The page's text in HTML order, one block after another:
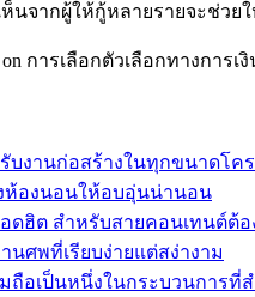
จากผู้ให้กู้หลายรายจะช่วย
การเลือกตัวเลือกทางการ
บงานก่อสร้างในทุกขนาดโค
ห้องนอนให้อบอุ่นน่านอน
ดฮิต สำหรับสายคอนเทนต์ต้อ
นศพที่เรียบง่ายแต่สง่างาม
ถือเป็นหนึ่งในกระบวนการที่